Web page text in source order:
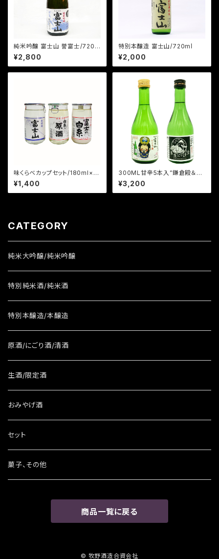
純米吟醸 富士山 誉富士/720m
l¥2,800
特別本醸造 富士山/720mⅼ
¥2,000
味くらべカップセット/180ml×3
本
¥1,400
300ML甘辛5本入”鎌倉殿＆家
康＆さくやちゃん”富士宮ゆかり
酒”【富士の巻狩り・家康公の遺
産FUJINOMIYA・さくやちゃん
¥3,200
CATEGORY
純米大吟醸/純米吟醸
特別純米酒/純米酒
特別本醸造/本醸造
原酒/にごり酒/清酒
生酒/限定酒
おみやげ酒
セット
菓子、その他
商品一覧に戻る
© 牧野酒造合資会社